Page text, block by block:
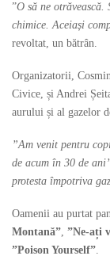
”O să ne otrăvească.
chimice. Aceiași
revoltat, un bătrân.
Organizatorii,
Civice, și Andrei
aurului și al gazelor
”Am venit pentru
de acum în 30 de
protesta împotriva
Oamenii au purtat
Montană”, ”Ne-ați
”Poison Yourself”.